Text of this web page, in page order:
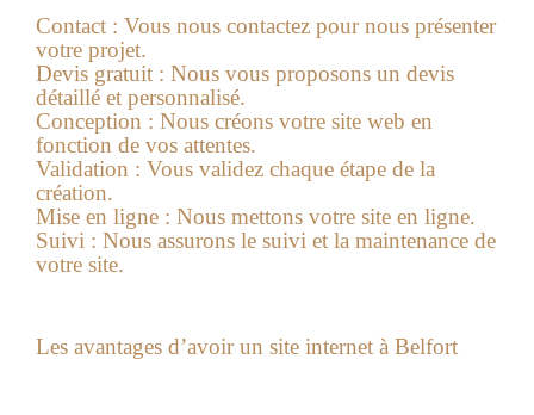
Contact : Vous nous contactez pour nous présenter
votre projet.
Devis gratuit : Nous vous proposons un devis
détaillé et personnalisé.
Conception : Nous créons votre site web en
fonction de vos attentes.
Validation : Vous validez chaque étape de la
création.
Mise en ligne : Nous mettons votre site en ligne.
Suivi : Nous assurons le suivi et la maintenance de
votre site.
Les avantages d’avoir un site internet à Belfort